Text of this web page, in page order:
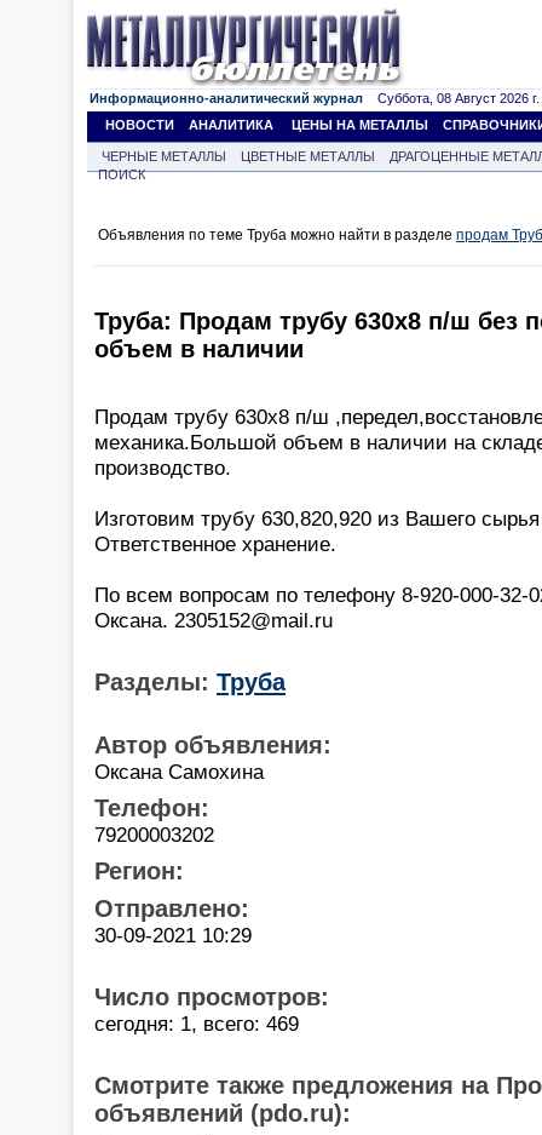
Информационно-аналитический журнал Суббота, 08 Август 2026 г.
НОВОСТИ
АНАЛИТИКА ЦЕНЫ НА МЕТАЛЛЫ
ЧЕРНЫЕ МЕТАЛЛЫ ЦВЕТНЫЕ МЕТАЛЛЫ
ДРАГОЦЕННЫЕ
ПОИСК
Объявления по теме Труба можно найти в разделе продам
Труба: Продам трубу 630х8 п/ш без
объем в наличии
Продам трубу 630х8 п/ш
механика.Большой объем в наличии на
производство.
Изготовим трубу 630,820,920 из Вашего сырья
Ответственное хранение.
По всем вопросам по телефону 8-920-000-32-
Оксана. 2305152@mail.ru
Разделы: Труба
Автор объявления:
Оксана Самохина
Телефон:
79200003202
Регион:
Отправлено:
30-09-2021 10:29
Число просмотров:
сегодня: 1, всего: 469
Смотрите также предложения на
объявлений (pdo.ru):